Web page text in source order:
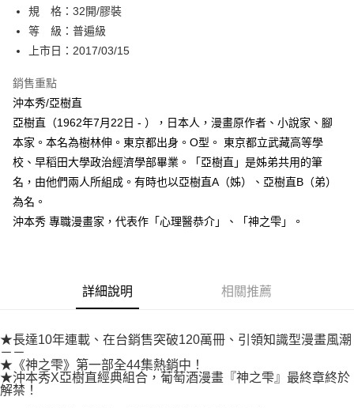
【「AFTEE先享後付」結帳流程】
１．於結帳方式選擇「AFTEE先享後付」後，將跳轉至「AFTEE先享後付」
結帳頁面，進行簡訊認證並確認金額後，即可完成結帳。
２．訂單成立數日內，您將收到繳費通知簡訊。
ATM／網路銀行／等多元方式進行付款，方視為交易完成。
※ 請注意：結帳手續完成當下不需立刻繳費，但若您需要取消訂單，請聯絡
購買商品的店家。未經商家同意取消之訂單仍視為有效，需透過AFTEE先享
後付繳納相關費用。
※ 交易是否成功請以「AFTEE先享後付 」之結帳頁面顯示為準，若有關於
是否繳費成功／繳費後需取消欲退款等相關疑問，請聯繫「AFTEE先享後付
【注意事項】
１．透過由恩沛科技股份有限公司提供之「AFTEE先享後付」服務完成之交
易，需依本服務之必要範圍內提供個人資料，並將交易相關給付款項請求債
３．未成年的使用者請事先徵得法定代理人或監護人之同意方可使用
「AFTEE先享後付」，若未經同意申辦者引起之損失，本公司不負相關責
時審查核予不同之上限額度；若仍有額度不足之情形，本公司將視審查結果
請求用戶進行身份認證。
５．嚴禁一人註冊多個帳號或使用他人資訊註冊。若發現惡意使用之情形，
恩沛科技股份有限公司將有權停止該用戶之使用額度並採取法律行動。
每筆NT$80，滿NT$500(含以上)免運費
付款後全家取貨
每筆NT$80，滿NT$500(含以上)免運費
付款後萊爾富取貨
每筆NT$80，滿NT$500(含以上)免運費
7-11取貨付款
每筆NT$80，滿NT$500(含以上)免運費
國家/地區配送 查看運費
規 格：32開/膠裝
等 級：普遍級
上市日：2017/03/15
銷售重點
沖本秀/亞樹直
亞樹直（1962年7月22日 - ），日本人，漫畫原作者、小說家、腳
本家。本名為樹林伸。東京都出身。O型。 東京都立武藏高等學
校、早稻田大學政治經濟學部畢業。「亞樹直」是姊弟共用的筆
名，由他們兩人所組成。有時也以亞樹直A（姊）、亞樹直B（弟）
為名。
沖本秀 專職漫畫家，代表作「心理醫恭介」、「神之雫」。
詳細說明 相關推薦
★長達10年連載、在台銷售突破120萬冊、引領知識型漫畫風潮
－－
★《神之雫》第一部全44集熱銷中！
★沖本秀X亞樹直經典組合，葡萄酒漫畫『神之雫』最終章終於
解禁！